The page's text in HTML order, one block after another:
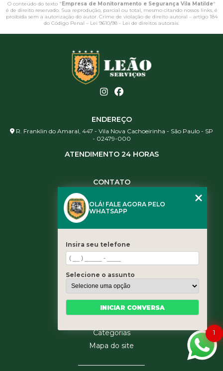
O conteúdo do texto " Empresa de Monitoramento e Segurança Vila Matilde"
é de direito reservado. Sua reprodução, parcial ou total, mesmo citando nossos links, é
proibida sem a autorização do autor. Crime de violação de direito autoral – artigo 184
do Código Penal – Lei 9610/98 - Lei de direitos autorais.
ENDEREÇO
R. Franklin do Amaral, 447 - Vila Nova Cachoeirinha - São Paulo - SP
- 02479-000
ATENDIMENTO 24 HORAS
CONTATO
(11) 3461-5871
contato@leaoservicos.com.br
Home
Quem somos
Serviços
Blog
Categorias
Mapa do site
1
OLÁ! FALE AGORA PELO
WHATSAPP
Insira seu telefone
Selecione o assunto
INICIAR CONVERSA